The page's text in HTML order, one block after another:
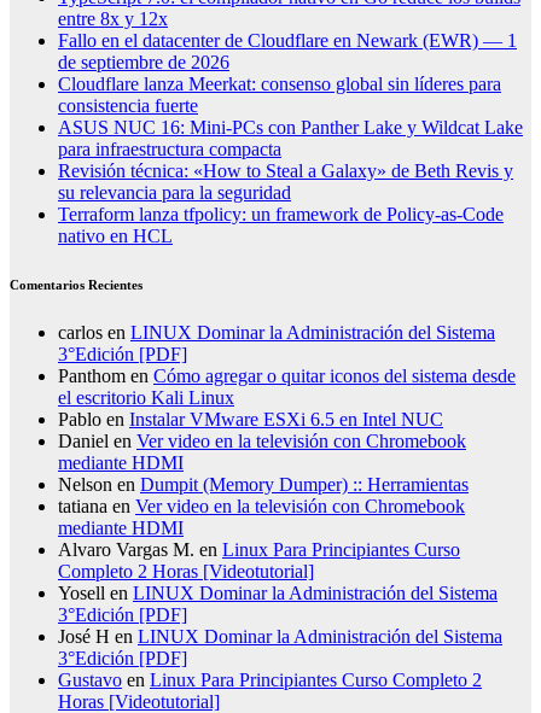
entre 8x y 12x
Fallo en el datacenter de Cloudflare en Newark (EWR) — 1
de septiembre de 2026
Cloudflare lanza Meerkat: consenso global sin líderes para
consistencia fuerte
ASUS NUC 16: Mini-PCs con Panther Lake y Wildcat Lake
para infraestructura compacta
Revisión técnica: «How to Steal a Galaxy» de Beth Revis y
su relevancia para la seguridad
Terraform lanza tfpolicy: un framework de Policy-as-Code
nativo en HCL
Comentarios Recientes
carlos en LINUX Dominar la Administración del Sistema
3°Edición [PDF]
Panthom en Cómo agregar o quitar iconos del sistema desde
el escritorio Kali Linux
Pablo en Instalar VMware ESXi 6.5 en Intel NUC
Daniel en Ver video en la televisión con Chromebook
mediante HDMI
Nelson en Dumpit (Memory Dumper) :: Herramientas
tatiana en Ver video en la televisión con Chromebook
mediante HDMI
Alvaro Vargas M. en Linux Para Principiantes Curso
Completo 2 Horas [Videotutorial]
Yosell en LINUX Dominar la Administración del Sistema
3°Edición [PDF]
José H en LINUX Dominar la Administración del Sistema
3°Edición [PDF]
Gustavo en Linux Para Principiantes Curso Completo 2
Horas [Videotutorial]